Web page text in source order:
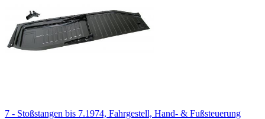
7 - Stoßstangen bis 7.1974, Fahrgestell, Hand- & Fußsteuerung